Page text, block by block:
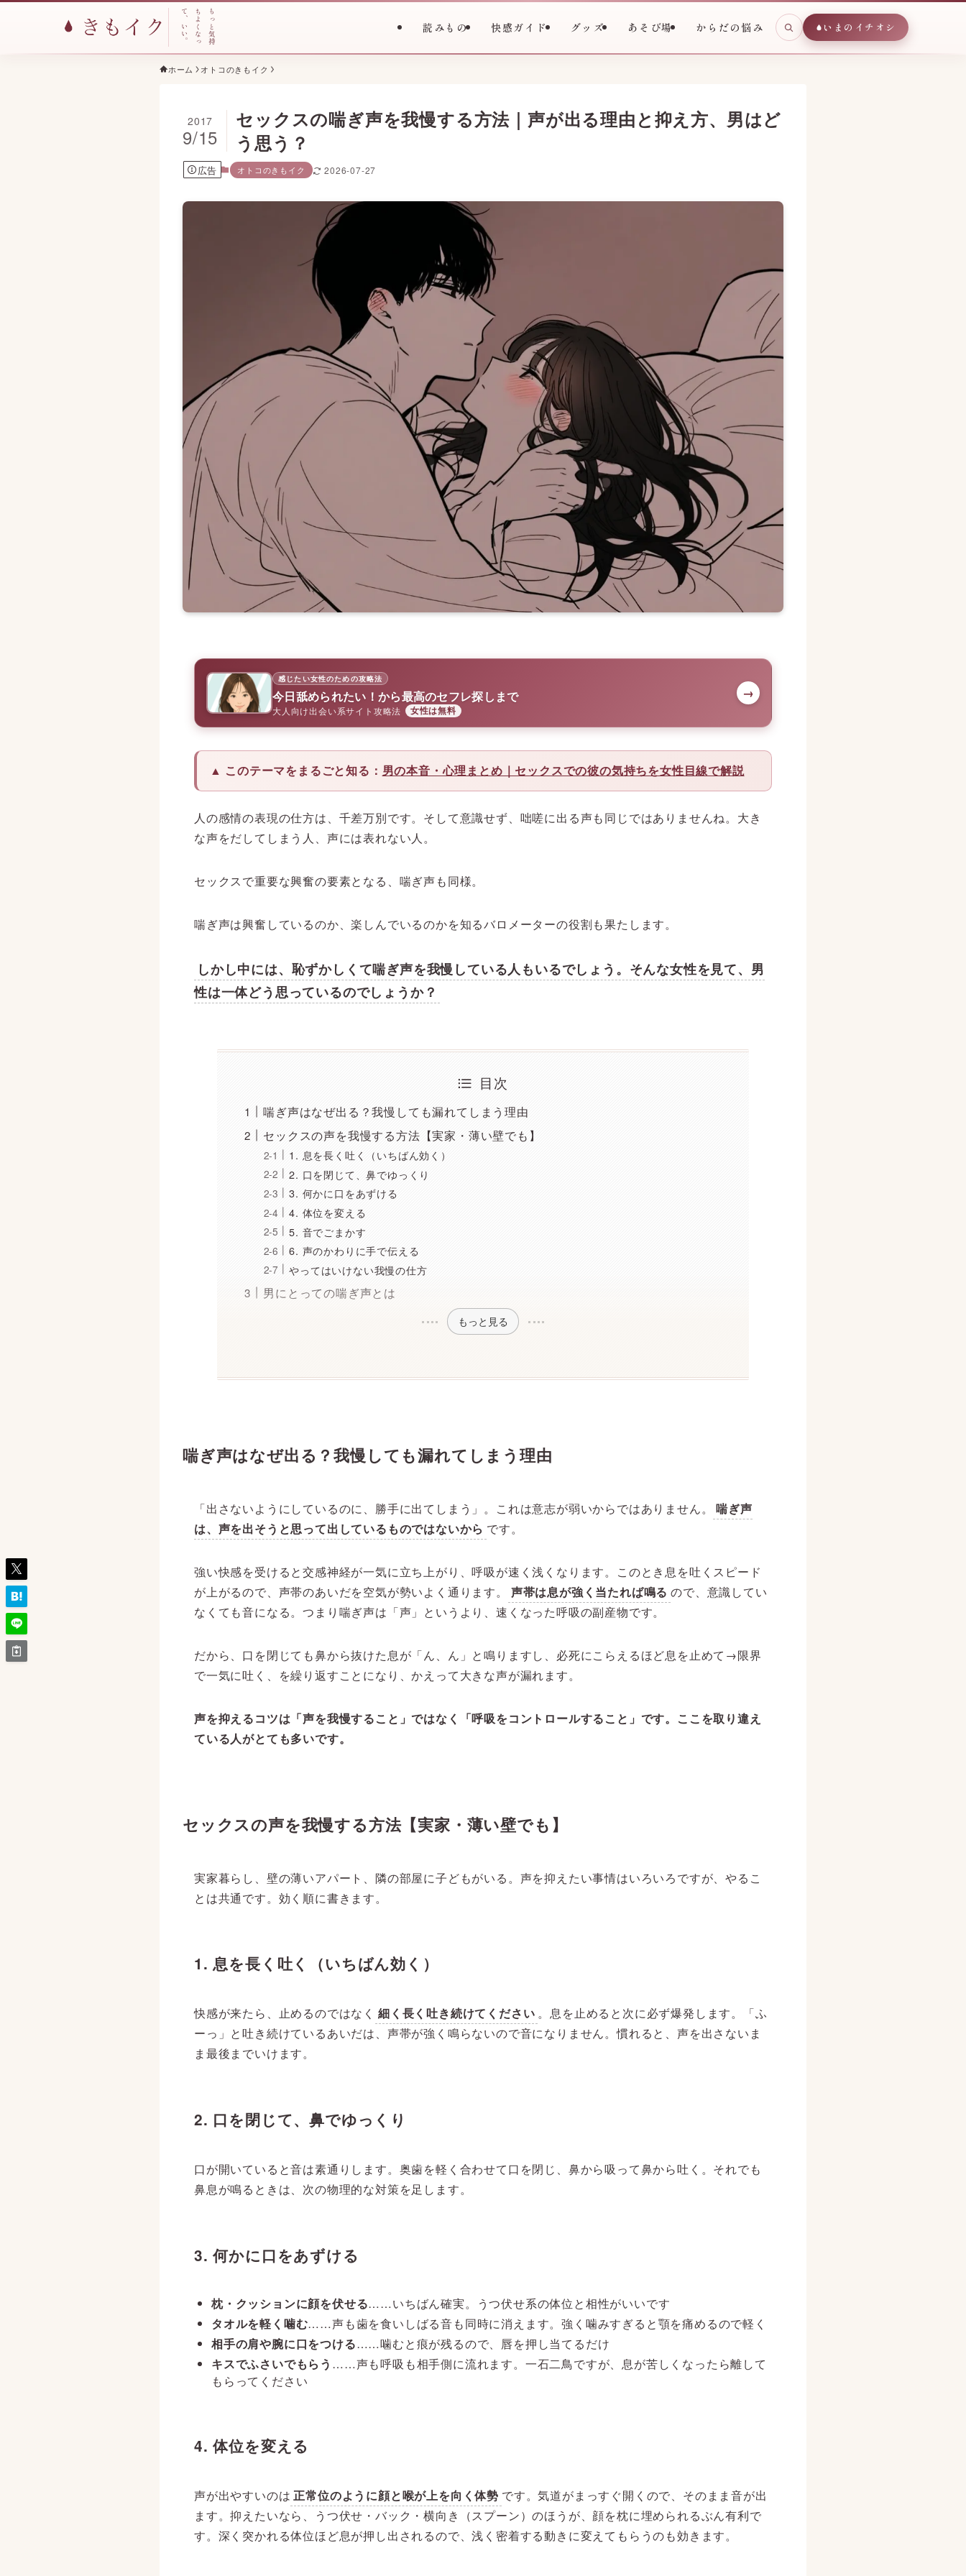
も
っ
と
気
持
ち
よ
く
な
っ
て
、
い
い
。
読みもの 快感ガイド グッズ あそび場 からだの悩み いまのイチオシ
ホーム オトコのきもイク
セックスの喘ぎ声を我慢する方法｜声が出る理由と抑え方、男はど
う思う？
2017
9/15
広告 オトコのきもイク 2026-07-27
感じたい女性のための攻略法
今日舐められたい！から最高のセフレ探しまで
大人向け出会い系サイト攻略法 女性は無料
→
▲ このテーマをまるごと知る： 男の本音・心理まとめ｜セックスでの彼の気持ちを女性目線で解説
人の感情の表現の仕方は、千差万別です。そして意識せず、咄嗟に出る声も同じではありませんね。大き
な声をだしてしまう人、声には表れない人。
セックスで重要な興奮の要素となる、喘ぎ声も同様。
喘ぎ声は興奮しているのか、楽しんでいるのかを知るバロメーターの役割も果たします。
しかし中には、恥ずかしくて喘ぎ声を我慢している人もいるでしょう。そんな女性を見て、男
性は一体どう思っているのでしょうか？
目次
喘ぎ声はなぜ出る？我慢しても漏れてしまう理由
セックスの声を我慢する方法【実家・薄い壁でも】
1. 息を長く吐く（いちばん効く）
2. 口を閉じて、鼻でゆっくり
3. 何かに口をあずける
4. 体位を変える
5. 音でごまかす
6. 声のかわりに手で伝える
やってはいけない我慢の仕方
男にとっての喘ぎ声とは
もっと見る
喘ぎ声はなぜ出る？我慢しても漏れてしまう理由
「出さないようにしているのに、勝手に出てしまう」。これは意志が弱いからではありません。
喘ぎ声
は、声を出そうと思って出しているものではないから です。
強い快感を受けると交感神経が一気に立ち上がり、呼吸が速く浅くなります。このとき息を吐くスピード
が上がるので、声帯のあいだを空気が勢いよく通ります。
声帯は息が強く当たれば鳴る ので、意識してい
なくても音になる。つまり喘ぎ声は「声」というより、速くなった呼吸の副産物です。
だから、口を閉じても鼻から抜けた息が「ん、ん」と鳴りますし、必死にこらえるほど息を止めて→限界
で一気に吐く、を繰り返すことになり、かえって大きな声が漏れます。
声を抑えるコツは「声を我慢すること」ではなく「呼吸をコントロールすること」です。ここを取り違え
ている人がとても多いです。
セックスの声を我慢する方法【実家・薄い壁でも】
実家暮らし、壁の薄いアパート、隣の部屋に子どもがいる。声を抑えたい事情はいろいろですが、やるこ
とは共通です。効く順に書きます。
1. 息を長く吐く（いちばん効く）
快感が来たら、止めるのではなく 細く長く吐き続けてください 。息を止めると次に必ず爆発します。「ふ
ーっ」と吐き続けているあいだは、声帯が強く鳴らないので音になりません。慣れると、声を出さないま
ま最後までいけます。
2. 口を閉じて、鼻でゆっくり
口が開いていると音は素通りします。奥歯を軽く合わせて口を閉じ、鼻から吸って鼻から吐く。それでも
鼻息が鳴るときは、次の物理的な対策を足します。
3. 何かに口をあずける
枕・クッションに顔を伏せる……いちばん確実。うつ伏せ系の体位と相性がいいです
タオルを軽く噛む……声も歯を食いしばる音も同時に消えます。強く噛みすぎると顎を痛めるので軽く
相手の肩や腕に口をつける……噛むと痕が残るので、唇を押し当てるだけ
キスでふさいでもらう ……声も呼吸も相手側に流れます。一石二鳥ですが、息が苦しくなったら離して
もらってください
4. 体位を変える
声が出やすいのは 正常位のように顔と喉が上を向く体勢 です。気道がまっすぐ開くので、そのまま音が出
ます。抑えたいなら、うつ伏せ・バック・横向き（スプーン）のほうが、顔を枕に埋められるぶん有利で
す。深く突かれる体位ほど息が押し出されるので、浅く密着する動きに変えてもらうのも効きます。